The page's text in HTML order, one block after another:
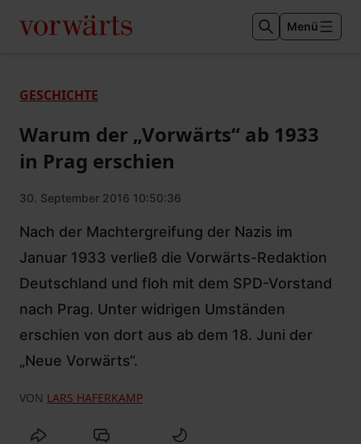
Menü
GESCHICHTE
Warum der „Vorwärts“ ab 1933
in Prag erschien
30. September 2016 10:50:36
Nach der Machtergreifung der Nazis im
Januar 1933 verließ die Vorwärts-Redaktion
Deutschland und floh mit dem SPD-Vorstand
nach Prag. Unter widrigen Umständen
erschien von dort aus ab dem 18. Juni der
„Neue Vorwärts“.
VON LARS HAFERKAMP